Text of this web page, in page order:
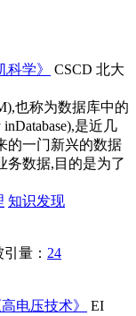
科学》 CSCD 北大
也称为数据库中的
是近几
的一门新兴的数据
务数据,目的是为了
知识发现
引量： 24
高电压技术》
EI